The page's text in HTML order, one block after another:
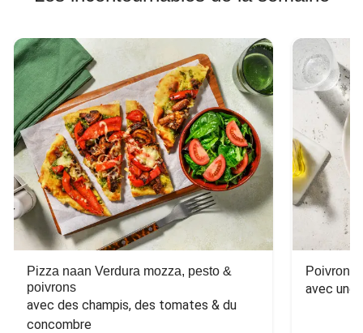
Pizza naan Verdura mozza, pesto &
poivrons
avec des champis, des tomates & du
concombre
Poivron
avec une